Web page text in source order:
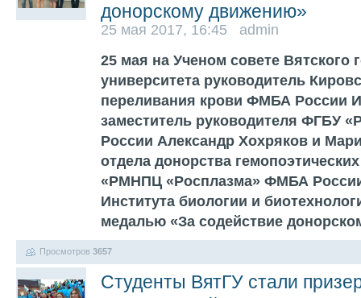
донорскому движению»
25 мая 2017, 16:45 admin
25 мая на Ученом совете Вятского
университета руководитель
переливания крови ФМБА России
заместитель руководителя ФГБУ
России Александр Хохряков и
отдела донорства
«РМНПЦ «Росплазма» ФМБА
Института биологии и
медалью «За содействие
Просмотров 3657
Студенты ВятГУ стали